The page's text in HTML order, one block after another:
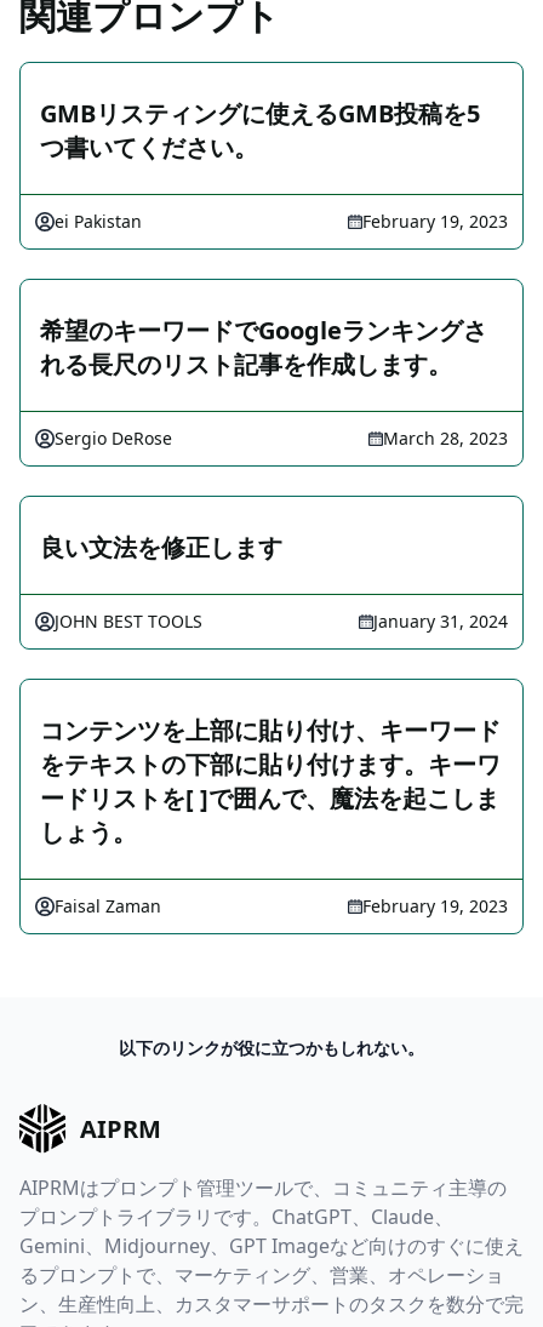
関連プロンプト
GMBリスティングに使えるGMB投稿を5
つ書いてください。
ei Pakistan February 19, 2023
希望のキーワードでGoogleランキングさ
れる長尺のリスト記事を作成します。
Sergio DeRose March 28, 2023
良い文法を修正します
JOHN BEST TOOLS January 31, 2024
コンテンツを上部に貼り付け、キーワード
をテキストの下部に貼り付けます。キーワ
ードリストを[ ]で囲んで、魔法を起こしま
しょう。
Faisal Zaman February 19, 2023
以下のリンクが役に立つかもしれない。
AIPRM
AIPRMはプロンプト管理ツールで、コミュニティ主導の
プロンプトライブラリです。ChatGPT、Claude、
Gemini、Midjourney、GPT Imageなど向けのすぐに使え
るプロンプトで、マーケティング、営業、オペレーショ
ン、生産性向上、カスタマーサポートのタスクを数分で完